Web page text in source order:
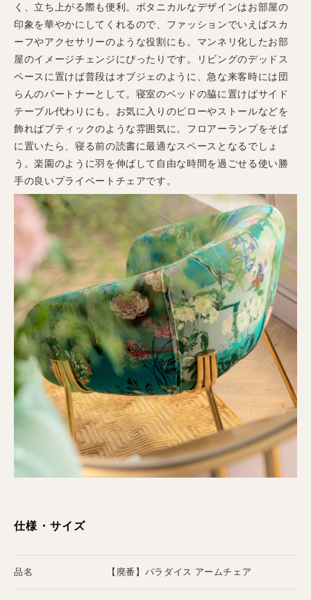
く、立ち上がる際も便利。ボタニカルなデザインはお部屋の
印象を華やかにしてくれるので、ファッションでいえばスカ
ーフやアクセサリーのような役割にも。マンネリ化したお部
屋のイメージチェンジにぴったりです。リビングのデッドス
ペースに置けば普段はオブジェのように、急な来客時には団
らんのパートナーとして。寝室のベッドの脇に置けばサイド
テーブル代わりにも。お気に入りのピローやストールなどを
飾ればブティックのような雰囲気に。フロアーランプをそば
に置いたら、寝る前の読書に最適なスペースとなるでしょ
う。楽園のように羽を伸ばして自由な時間を過ごせる使い勝
手の良いプライベートチェアです。
仕様・サイズ
品名 【廃番】パラダイス アームチェア